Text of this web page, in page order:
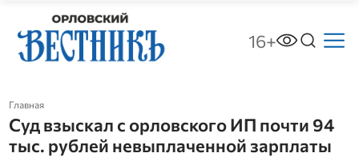
16+
Главная
Суд взыскал с орловского ИП почти 94
тыс. рублей невыплаченной зарплаты